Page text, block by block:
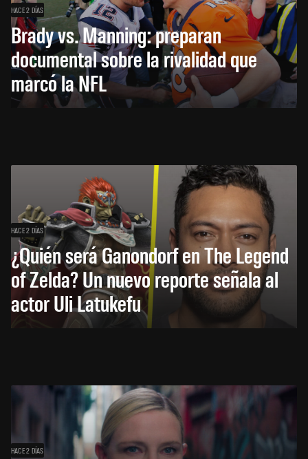
HACE 2 DÍAS
Brady vs. Manning: preparan
documental sobre la rivalidad que
marcó la NFL
HACE 2 DÍAS
¿Quién será Ganondorf en The Legend
of Zelda? Un nuevo reporte señala al
actor Uli Latukefu
HACE 2 DÍAS